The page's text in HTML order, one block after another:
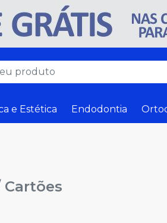
e Estética Endodontia
Cartões